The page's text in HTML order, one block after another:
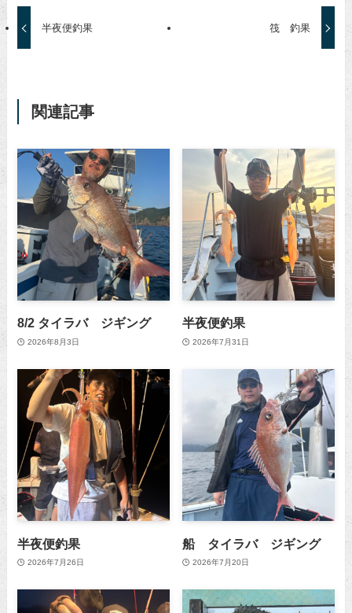
半夜便釣果 筏 釣果
関連記事
8/2 タイラバ ジギング
2026年8月3日
半夜便釣果
2026年7月31日
半夜便釣果
2026年7月26日
船 タイラバ ジギング
2026年7月20日